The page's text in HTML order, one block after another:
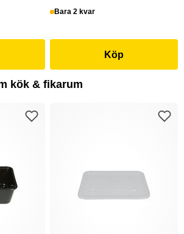
Bara 2 kvar
Köp
kök & fikarum